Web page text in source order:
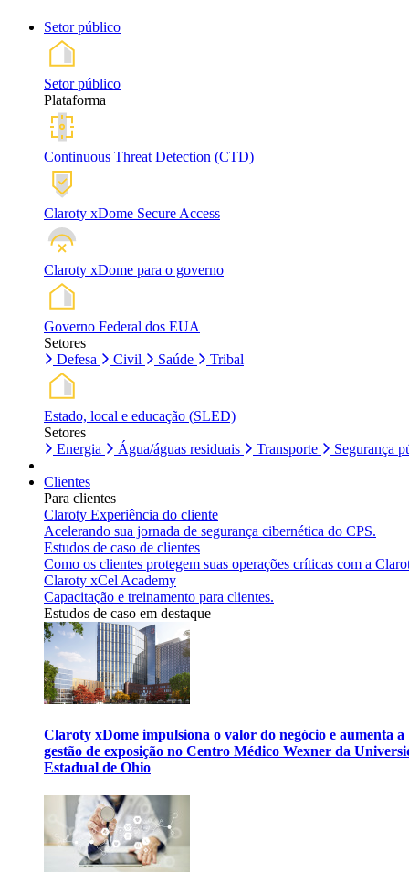
Setor público
Setor público
Plataforma
Continuous Threat Detection (CTD)
Claroty xDome Secure Access
Claroty xDome para o governo
Governo Federal dos EUA
Setores
Defesa
Civil Saúde Tribal
Estado, local e educação (SLED)
Setores
Energia
Água/águas residuais Transporte Segurança
Clientes
Para clientes
Claroty Experiência do cliente
Acelerando sua jornada de segurança cibernética do CPS.
Estudos de caso de clientes
Como os clientes protegem suas operações críticas com a
Claroty xCel Academy
Capacitação e treinamento para clientes.
Estudos de caso em destaque
Claroty xDome impulsiona o valor do negócio e aumenta a
gestão de exposição no Centro Médico Wexner da
Estadual de Ohio